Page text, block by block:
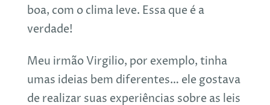
boa, com o clima leve. Essa que é a
verdade!
Meu irmão Virgilio, por exemplo, tinha
umas ideias bem diferentes… ele gostava
de realizar suas experiências sobre as leis